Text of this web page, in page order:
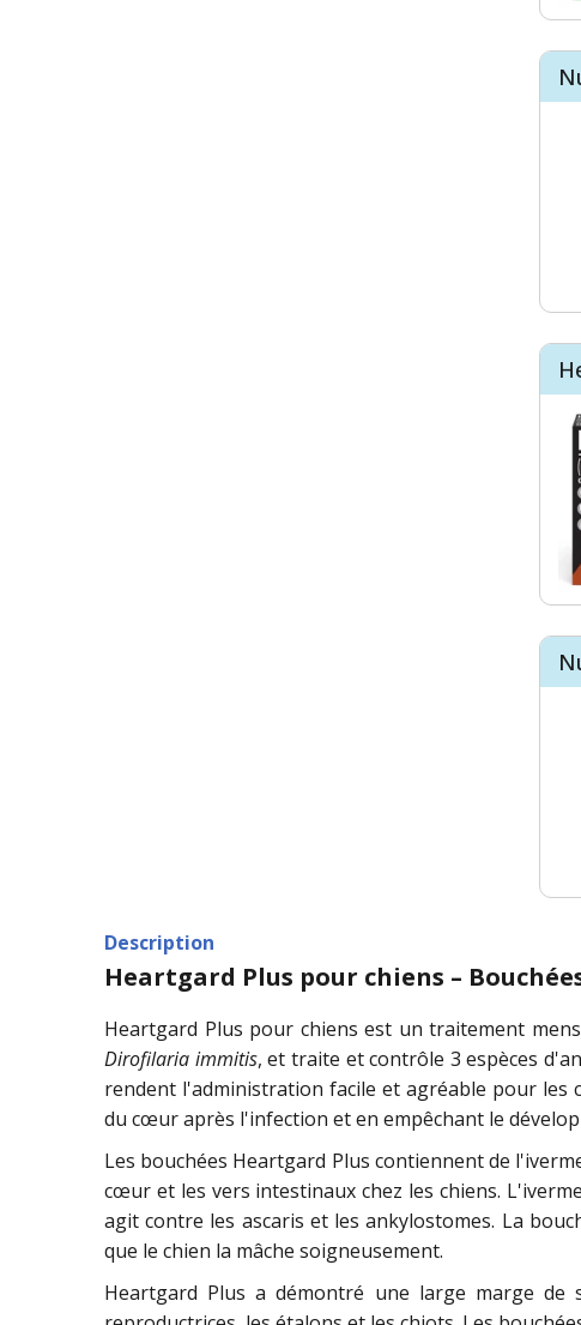
Description
Heartgard Plus pour chiens –
Heartgard Plus pour chiens est un traitement
Dirofilaria immitis, et traite et contrôle 3 espèces
rendent l'administration facile et agréable pour les
du cœur après l'infection et en empêchant le
Les bouchées Heartgard Plus contiennent de
cœur et les vers intestinaux chez les chiens.
agit contre les ascaris et les ankylostomes. La
que le chien la mâche soigneusement.
Heartgard Plus a démontré une large marge de